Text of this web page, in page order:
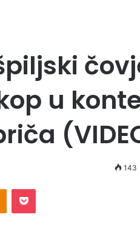
u
143
Odnoklassniki
Pocket